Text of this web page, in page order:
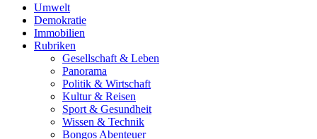
Umwelt
Demokratie
Immobilien
Rubriken
Gesellschaft & Leben
Panorama
Politik & Wirtschaft
Kultur & Reisen
Sport & Gesundheit
Wissen & Technik
Bongos Abenteuer